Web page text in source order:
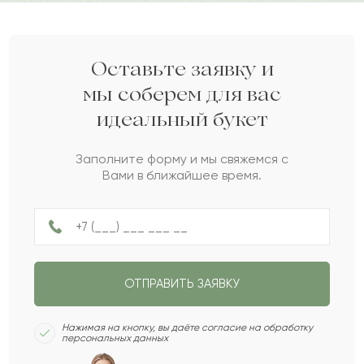
К 2022-07-11
Казтуган
2022-06-01
Емельян
2022-05-29
Терентий
Игорь
Д Джоан
Жанабил
Оставьте заявку и
мы соберем для вас
идеальный букет
Заполните форму и мы свяжемся с
Вами в ближайшее время.
ОТПРАВИТЬ ЗАЯВКУ
Нажимая на кнопку, вы даёте согласие на обработку
персональных данных